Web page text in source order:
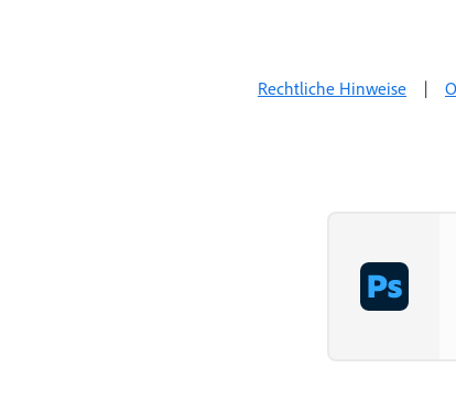
Modusänderung zu einer AktionRechtliche Hinweise |